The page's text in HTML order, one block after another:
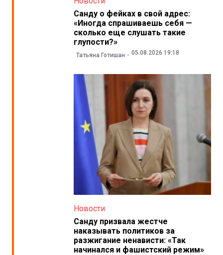
Санду о фейках в свой адрес:
«Иногда спрашиваешь себя —
сколько еще слушать такие
глупости?»
Татьяна Готишан 05.08.2026 19:18
Новости
Санду призвала жестче
наказывать политиков за
разжигание ненависти: «Так
начинался и фашистский режим»